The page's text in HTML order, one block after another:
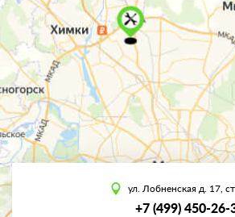
ул. Лобненская д. 17,
+7 (499) 450-26-